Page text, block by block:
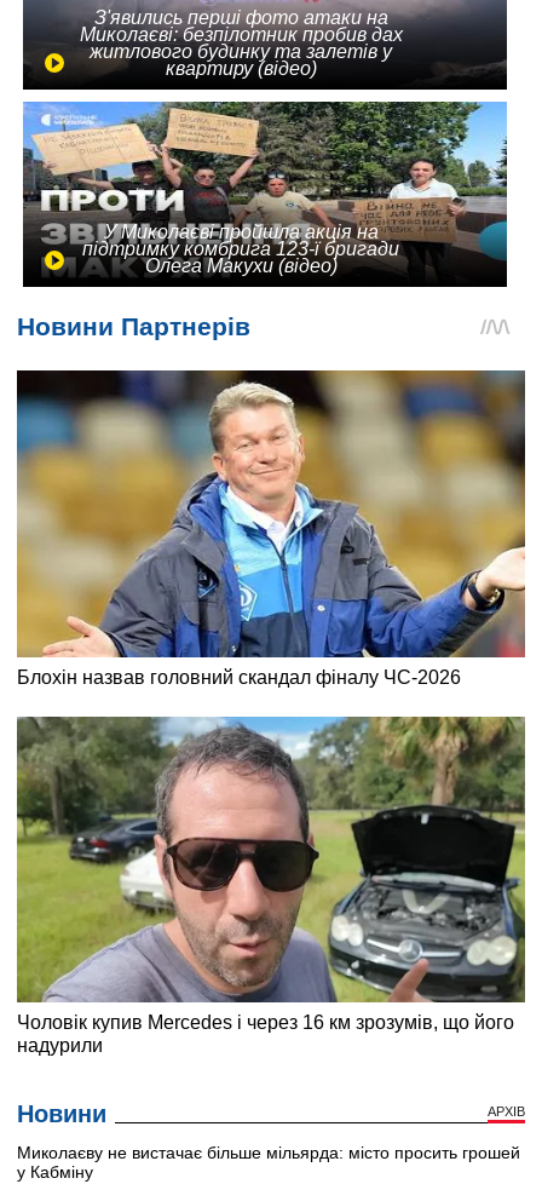
З'явились перші фото атаки на
Миколаєві: безпілотник пробив дах
житлового будинку та залетів у
квартиру (відео)
У Миколаєві пройшла акція на
підтримку комбрига 123-ї бригади
Олега Макухи (відео)
Новини АРХІВ
Миколаєву не вистачає більше мільярда: місто просить грошей
у Кабміну